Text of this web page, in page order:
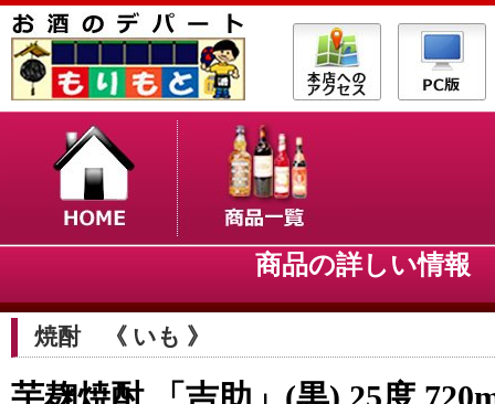
商品の詳しい情
焼酎 《 いも 》